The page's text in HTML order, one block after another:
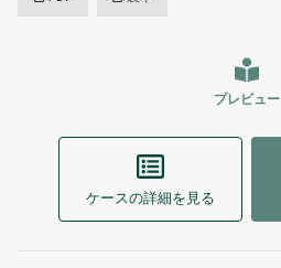
プレビュー
ケースの詳細を見る